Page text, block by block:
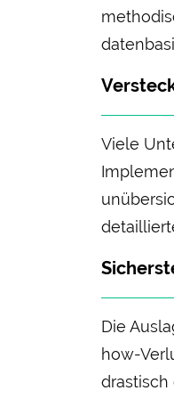
Viele
Die
how-